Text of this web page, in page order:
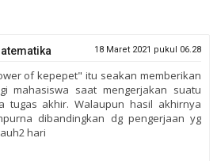
18 Maret 2021 pukul 06.28
of kepepet" itu seakan memberikan
mahasiswa saat mengerjakan suatu
tugas akhir. Walaupun hasil akhirnya
dibandingkan dg pengerjaan yg
hari